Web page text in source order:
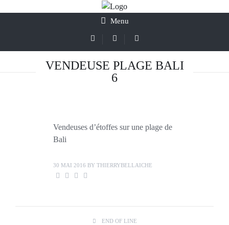
Menu
VENDEUSE PLAGE BALI
6
Vendeuses d’étoffes sur une plage de
Bali
30 MAI 2016 BY THIERRYBELLAICHE
END OF LINE